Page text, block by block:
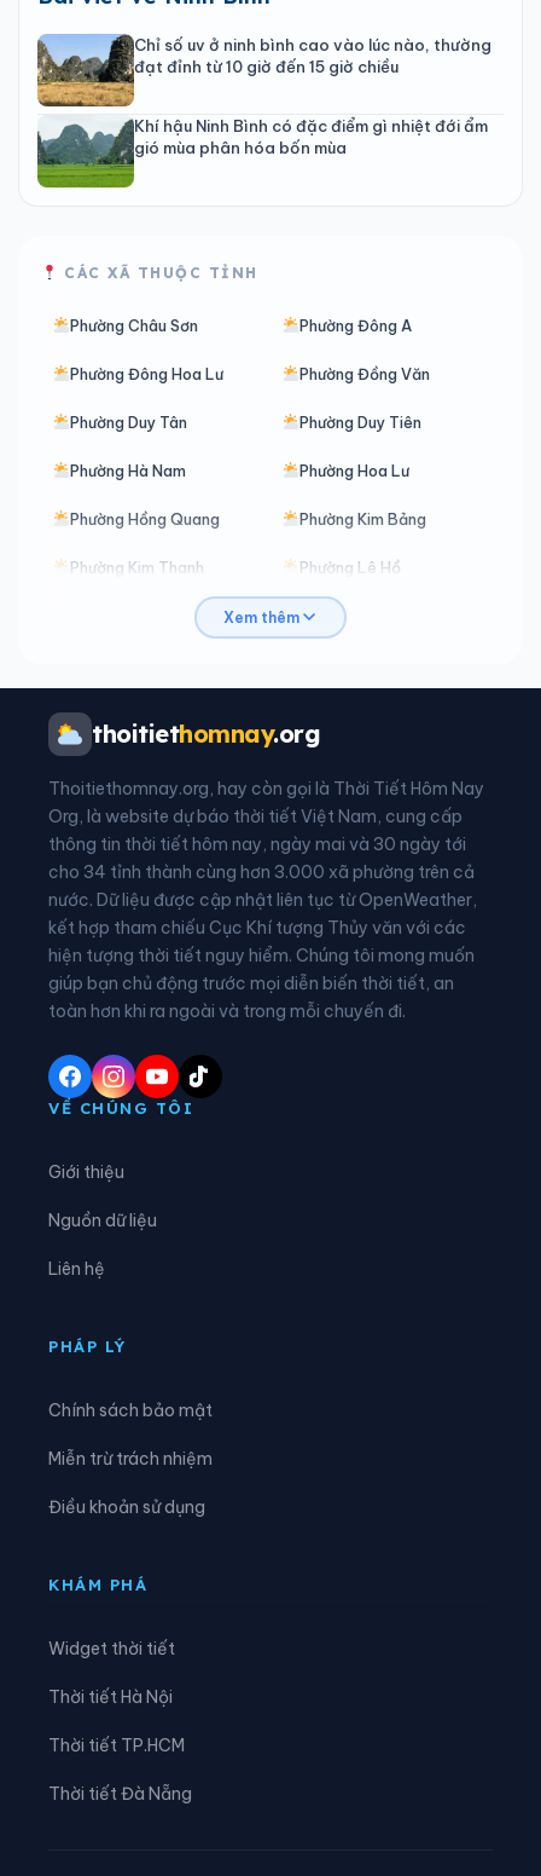
Chỉ số uv ở ninh bình cao vào lúc nào, thường
đạt đỉnh từ 10 giờ đến 15 giờ chiều
Khí hậu Ninh Bình có đặc điểm gì nhiệt đới ẩm
gió mùa phân hóa bốn mùa
CÁC XÃ THUỘC TỈNH
Phường Châu Sơn Phường Đông A
Phường Đông Hoa Lư Phường Đồng Văn
Phường Duy Tân Phường Duy Tiên
Phường Hà Nam Phường Hoa Lư
Phường Hồng Quang Phường Kim Bảng
Phường Kim Thanh Phường Lê Hồ
Phường Liêm Tuyền Phường Lý Thường Kiệt
Phường Nam Hoa Lư
Phường Phủ Lý
Phường Tam Chúc Phường Tam Điệp
Phường Tây Hoa Lư Phường Thành Nam
Phường Thiên Trường Phường Tiên Sơn
Phường Trung Sơn Phường Trường Thi
Phường Vị Khê Phường Yên Sơn
Phường Yên Thắng
Xã Bình An
Xã Đại Hoàng
Xã Gia Viễn
Xem thêm
thoitiethomnay.org
Thoitiethomnay.org, hay còn gọi là Thời Tiết Hôm Nay
Org, là website dự báo thời tiết Việt Nam, cung cấp
thông tin thời tiết hôm nay, ngày mai và 30 ngày tới
cho 34 tỉnh thành cùng hơn 3.000 xã phường trên cả
nước. Dữ liệu được cập nhật liên tục từ OpenWeather,
kết hợp tham chiếu Cục Khí tượng Thủy văn với các
hiện tượng thời tiết nguy hiểm. Chúng tôi mong muốn
giúp bạn chủ động trước mọi diễn biến thời tiết, an
toàn hơn khi ra ngoài và trong mỗi chuyến đi.
VỀ CHÚNG TÔI
Giới thiệu
Nguồn dữ liệu
Liên hệ
PHÁP LÝ
Chính sách bảo mật
Miễn trừ trách nhiệm
Điều khoản sử dụng
KHÁM PHÁ
Widget thời tiết
Thời tiết Hà Nội
Thời tiết TP.HCM
Thời tiết Đà Nẵng